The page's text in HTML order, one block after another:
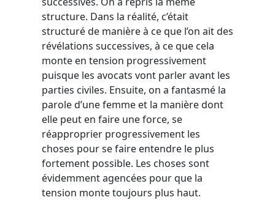
structure. Dans la réalité, c’était
structuré de manière à ce que l’on ait des
révélations successives, à ce que cela
monte en tension progressivement
puisque les avocats vont parler avant les
parties civiles. Ensuite, on a fantasmé la
parole d’une femme et la manière dont
elle peut en faire une force, se
réapproprier progressivement les
choses pour se faire entendre le plus
fortement possible. Les choses sont
évidemment agencées pour que la
tension monte toujours plus haut.